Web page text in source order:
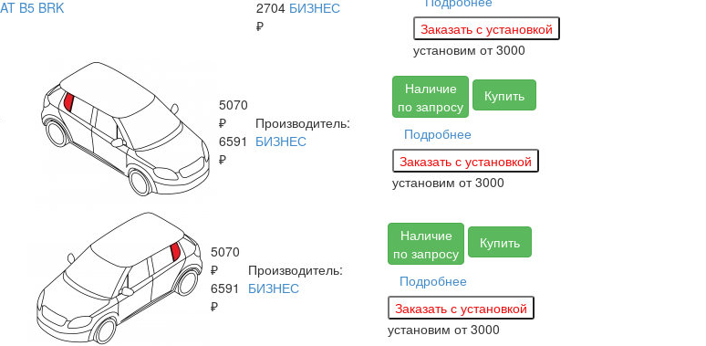
2704
₽
БИЗНЕС
установим от 3000
5070
₽
6591
₽
Производитель:
БИЗНЕС
Наличие
по запросу
Купить
Подробнее
установим от 3000
5070
₽
6591
₽
Производитель:
БИЗНЕС
Наличие
по запросу
Купить
Подробнее
установим от 3000